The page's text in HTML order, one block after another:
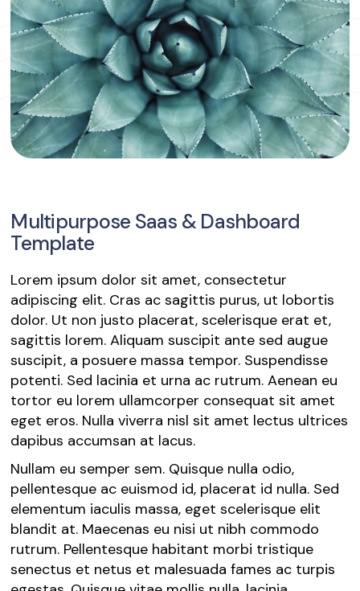
Multipurpose Saas & Dashboard
Template
Lorem ipsum dolor sit amet, consectetur
adipiscing elit. Cras ac sagittis purus, ut lobortis
dolor. Ut non justo placerat, scelerisque erat et,
sagittis lorem. Aliquam suscipit ante sed augue
suscipit, a posuere massa tempor. Suspendisse
potenti. Sed lacinia et urna ac rutrum. Aenean eu
tortor eu lorem ullamcorper consequat sit amet
eget eros. Nulla viverra nisl sit amet lectus ultrices
dapibus accumsan at lacus.
Nullam eu semper sem. Quisque nulla odio,
pellentesque ac euismod id, placerat id nulla. Sed
elementum iaculis massa, eget scelerisque elit
blandit at. Maecenas eu nisi ut nibh commodo
rutrum. Pellentesque habitant morbi tristique
senectus et netus et malesuada fames ac turpis